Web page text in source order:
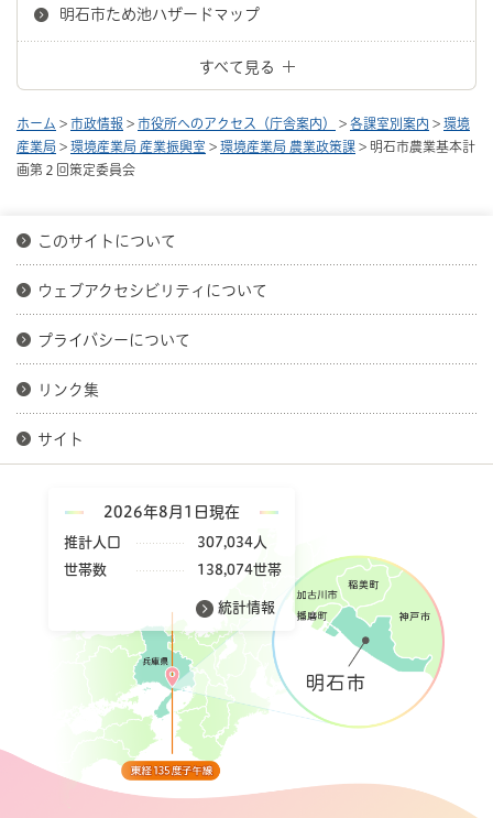
明石市ため池ハザードマップ
すべて見る
ホーム > 市政情報 > 市役所へのアクセス（庁舎案内） > 各課室別案内 > 環境
産業局 > 環境産業局 産業振興室 > 環境産業局 農業政策課 > 明石市農業基本計
画第２回策定委員会
このサイトについて
ウェブアクセシビリティについて
プライバシーについて
リンク集
サイト
2026年8月1日現在
推計人口
307,034人
世帯数
138,074世帯
統計情報